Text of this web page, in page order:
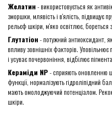
Желатин- використовується як
зморшки, млявість і в'ялість, підвищує
рельєф шкіри, м'яко освітлює, бореться
Глутатіон- потужний антиоксидант,
впливу зовнішніх факторів. Уповільнює
і усуває почервоніння, відбілює
Кераміди NP- сприяють оновленню
функції, нормалізують гідроліпідний
мають омолоджуючий потенціалом.
шкіри.